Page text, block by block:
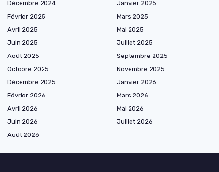
Décembre 2024
Janvier 2025
Février 2025
Mars 2025
Avril 2025
Mai 2025
Juin 2025
Juillet 2025
Août 2025
Septembre 2025
Octobre 2025
Novembre 2025
Décembre 2025
Janvier 2026
Février 2026
Mars 2026
Avril 2026
Mai 2026
Juin 2026
Juillet 2026
Août 2026